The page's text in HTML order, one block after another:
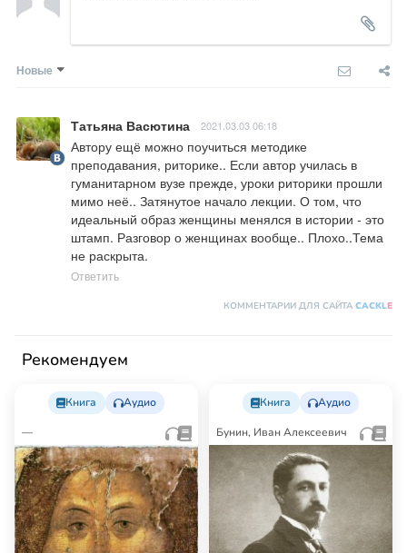
Новые
Татьяна Васютина 2021.03.03 06:18
Автору ещё можно поучиться методике
преподавания, риторике.. Если автор училась в
гуманитарном вузе прежде, уроки риторики прошли
мимо неё.. Затянутое начало лекции. О том, что
идеальный образ женщины менялся в истории - это
штамп. Разговор о женщинах вообще.. Плохо..Тема
не раскрыта.
Ответить
КОММЕНТАРИИ ДЛЯ САЙТА CACKLE
Рекомендуем
Книга Аудио
—
Книга Аудио
Бунин, Иван Алексеевич